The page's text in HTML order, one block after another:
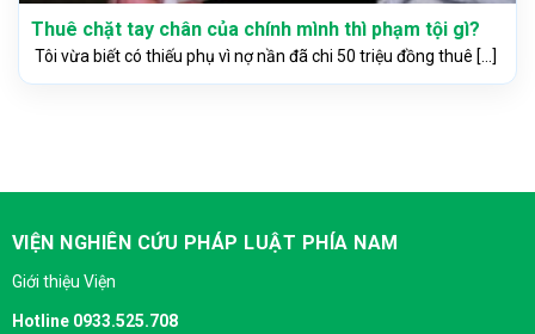
Thuê chặt tay chân của chính mình thì phạm tội gì?
Tôi vừa biết có thiếu phụ vì nợ nần đã chi 50 triệu đồng thuê [...]
VIỆN NGHIÊN CỨU PHÁP LUẬT PHÍA NAM
Giới thiệu Viện
Hotline 0933.525.708